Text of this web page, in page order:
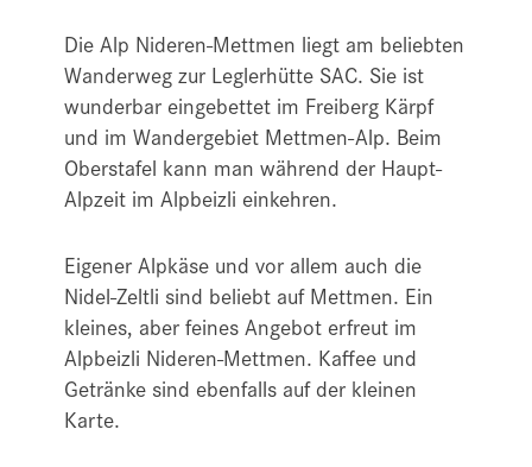
Die Alp Nideren-Mettmen liegt am beliebten
Wanderweg zur Leglerhütte SAC. Sie ist
wunderbar eingebettet im Freiberg Kärpf
und im Wandergebiet Mettmen-Alp. Beim
Oberstafel kann man während der Haupt-
Alpzeit im Alpbeizli einkehren.
Eigener Alpkäse und vor allem auch die
Nidel-Zeltli sind beliebt auf Mettmen. Ein
kleines, aber feines Angebot erfreut im
Alpbeizli Nideren-Mettmen. Kaffee und
Getränke sind ebenfalls auf der kleinen
Karte.